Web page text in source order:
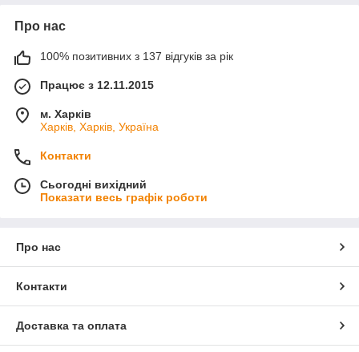
Про нас
100% позитивних з 137 відгуків за рік
Працює з 12.11.2015
м. Харків
Харків, Харків, Україна
Контакти
Сьогодні вихідний
Показати весь графік роботи
Про нас
Контакти
Доставка та оплата